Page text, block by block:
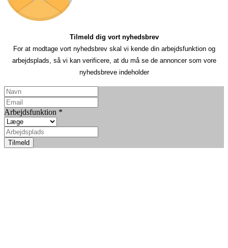
Tilmeld dig vort nyhedsbrev
For at modtage vort nyhedsbrev skal vi kende din arbejdsfunktion og
arbejdsplads, så vi kan verificere, at du må se de annoncer som vore
nyhedsbreve indeholder
Arbejdsfunktion *
Tilmeld